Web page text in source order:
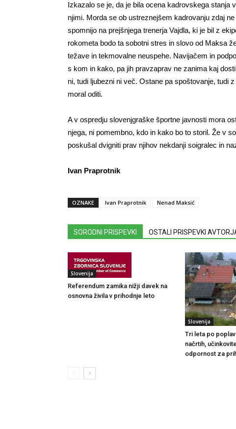
Izkazalo se je, da je bila ocena kadrovskega stanja
njimi. Morda se ob ustreznejšem kadrovanju zdaj
spomnijo na prejšnjega trenerja Vajdla, ki je bil z
rokometa bodo ta sobotni stres in slovo od Maksa
težave in tekmovalne neuspehe. Navijačem in
s kom in kako, pa jih pravzaprav ne zanima kaj
ni, tudi ljubezni ni več. Ostane pa spoštovanje, tudi
moral oditi.
A v ospredju slovenjgraške športne javnosti mora
njega, ni pomembno, kdo in kako bo to storil. Že v
poskušal dvigniti prav njihov nekdanji soigralec in
Ivan Praprotnik
OZNAKE Ivan Praprotnik Nenad Maksić
SORODNI PRISPEVKI OSTALI PRISPEVKI
Slovenija
Referendum zamika nižji davek na
osnovna živila v prihodnje leto
Slovenija
Tri leta po
načrtih,
odpornost za